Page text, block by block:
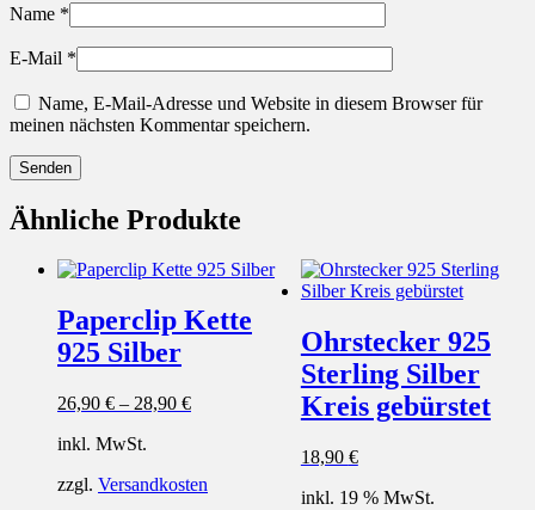
Name *
E-Mail *
Name, E-Mail-Adresse und Website in diesem Browser für
meinen nächsten Kommentar speichern.
Ähnliche Produkte
Paperclip Kette
925 Silber
26,90 € – 28,90 €
inkl. MwSt.
zzgl. Versandkosten
Ohrstecker 925
Sterling Silber
Kreis gebürstet
18,90 €
inkl. 19 % MwSt.